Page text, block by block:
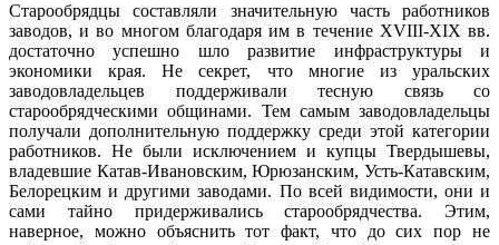
Старообрядцы составляли значительную часть работников
заводов, и во многом благодаря им в течение XVIII-XIX вв.
достаточно успешно шло развитие инфраструктуры и
экономики края. Не секрет, что многие из уральских
заводовладельцев поддерживали тесную связь со
старообрядческими общинами. Тем самым заводовладельцы
получали дополнительную поддержку среди этой категории
работников. Не были исключением и купцы Твердышевы,
владевшие Катав-Ивановским, Юрюзанским, Усть-Катавским,
Белорецким и другими заводами. По всей видимости, они и
сами тайно придерживались старообрядчества. Этим,
наверное, можно объяснить тот факт, что до сих пор не